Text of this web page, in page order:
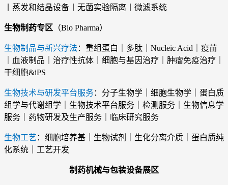
丨蒸发和结晶设备丨无菌实验隔离丨微滤系统
生物制药专区 （Bio Pharma）
生物制品与新兴疗法 ：重组蛋白｜多肽｜Nucleic Acid｜疫苗
｜血液制品｜治疗性抗体｜细胞与基因治疗｜肿瘤免疫治疗｜
干细胞&iPS
生物技术与研发平台服务：分子生物学｜细胞生物学｜蛋白质
组学与代谢组学｜生物技术平台服务｜检测服务｜生物信息学
服务｜药物研发及生产服务｜临床研究服务
生物工艺 ：细胞培养基｜生物试剂｜生化分离介质｜蛋白质纯
化系统｜工艺开发
制药机械与包装设备展区